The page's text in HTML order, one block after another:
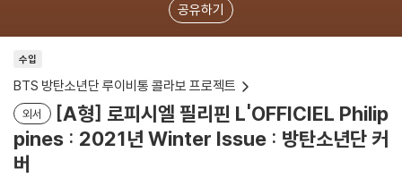
공유하기
수입
BTS 방탄소년단 루이비통 콜라보 프로젝트
외서
[A형] 로피시엘 필리핀 L'OFFICIEL Philip
pines : 2021년 Winter Issue : 방탄소년단 커
버